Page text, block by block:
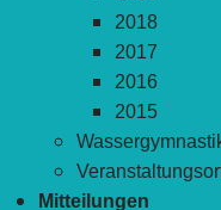
2018
2017
2016
2015
Mitteilungen